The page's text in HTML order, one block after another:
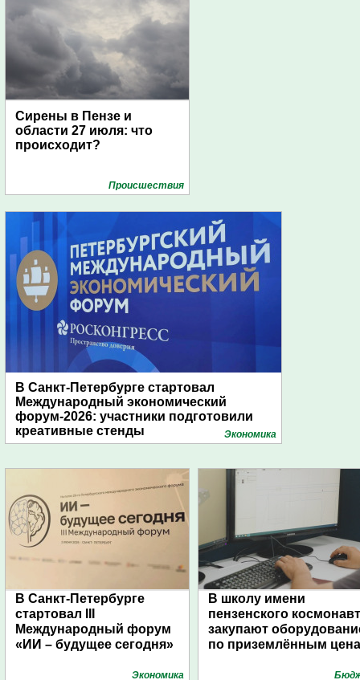
Сирены в Пензе и
области 27 июля: что
происходит?
Проиcшествия
В Санкт-Петербурге стартовал
Международный экономический
форум-2026: участники подготовили
креативные стенды
Экономика
В Санкт-Петербурге
стартовал III
Международный форум
«ИИ – будущее сегодня»
Экономика
В школу имени
пензенского
закупают
по приземлённым